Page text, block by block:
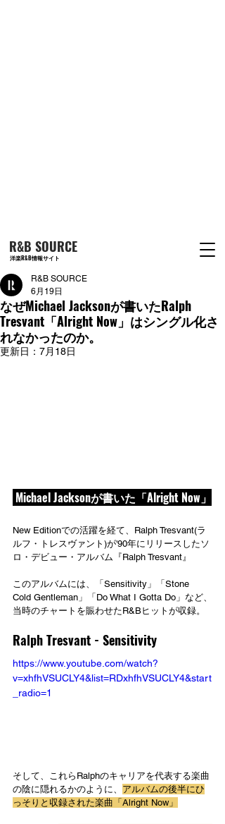
R&B SOURCE
洋楽R&B情報サイト
なぜMichael Jacksonが書いたRalph
Tresvant「Alright Now」はシングル化さ
れなかったのか。
R&B SOURCE
6月19日
更新日： 7月18日
Michael Jacksonが書いた「Alright Now」
New Editionでの活躍を経て、Ralph Tresvant(ラ
ルフ・トレスヴァント)が'90年にリリースしたソ
ロ・デビュー・アルバム『Ralph Tresvant』
このアルバムには、「Sensitivity」「Stone
Cold Gentleman」「Do What I Gotta Do」など、
当時のチャートを賑わせたR&Bヒットが収録。
Ralph Tresvant - Sensitivity
https://www.youtube.com/watch?
v=xhfhVSUCLY4&list=RDxhfhVSUCLY4&start
_radio=1
そして、これらRalphのキャリアを代表する楽曲
の陰に隠れるかのように、 アルバムの後半にひ
っそりと収録された楽曲「Alright Now」